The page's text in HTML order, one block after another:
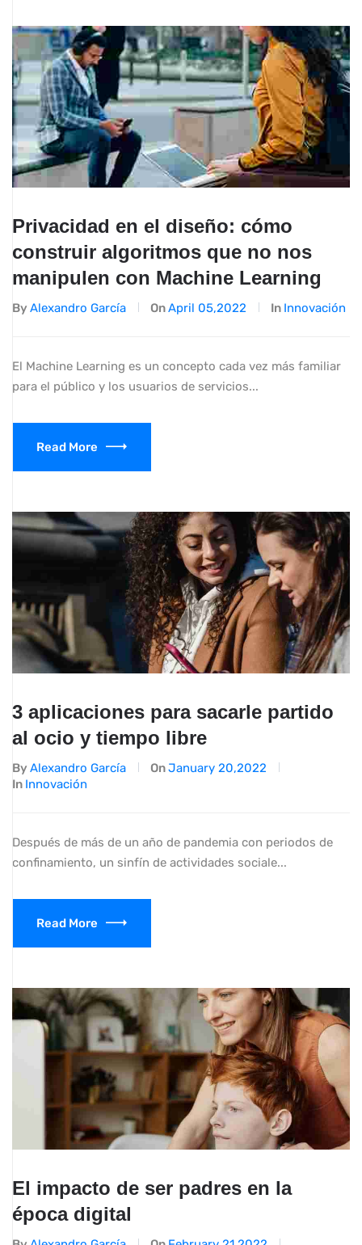
Privacidad en el diseño: cómo
construir algoritmos que no nos
manipulen con Machine Learning
By Alexandro García OnApril 05,2022 In Innovación
El Machine Learning es un concepto cada vez más familiar
para el público y los usuarios de servicios...
Read More
3 aplicaciones para sacarle partido
al ocio y tiempo libre
By Alexandro García OnJanuary 20,2022
In Innovación
Después de más de un año de pandemia con periodos de
confinamiento, un sinfín de actividades sociale...
Read More
El impacto de ser padres en la
época digital